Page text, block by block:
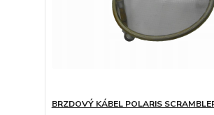
BRZDOVÝ KÁBEL POLARIS